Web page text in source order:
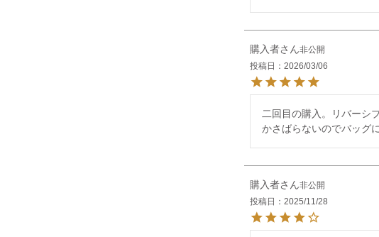
購入者
非公開
投稿日
2026/03/06
二回目の購入。リバーシ
かさばらないのでバッグ
購入者
非公開
投稿日
2025/11/28